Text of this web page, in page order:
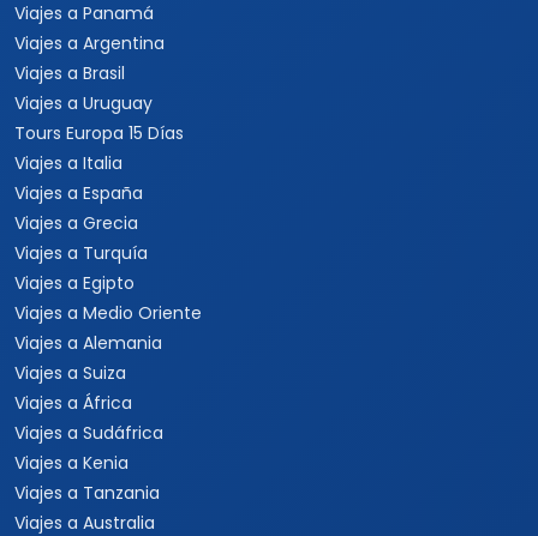
Viajes a Panamá
Viajes a Argentina
Viajes a Brasil
Viajes a Uruguay
Tours Europa 15 Días
Viajes a Italia
Viajes a España
Viajes a Grecia
Viajes a Turquía
Viajes a Egipto
Viajes a Medio Oriente
Viajes a Alemania
Viajes a Suiza
Viajes a África
Viajes a Sudáfrica
Viajes a Kenia
Viajes a Tanzania
Viajes a Australia